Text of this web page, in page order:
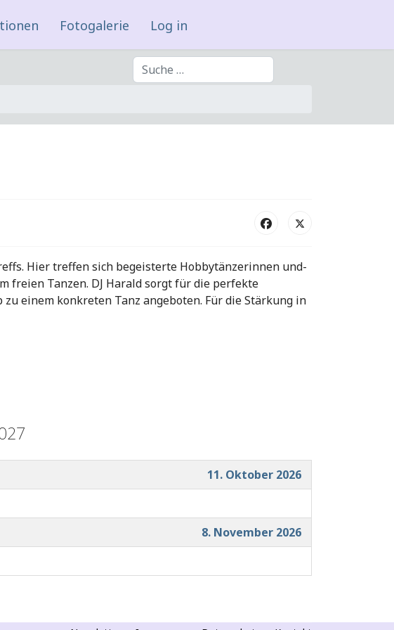
Fotogalerie Log in
Suchen
Hier treffen sich begeisterte Hobbytänzerinnen und-
freien Tanzen. DJ Harald sorgt für die perfekte
einem konkreten Tanz angeboten. Für die Stärkung in
11. Oktober 2026
8. November 2026